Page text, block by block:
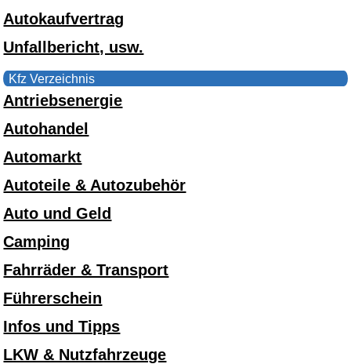
Autokaufvertrag
Unfallbericht, usw.
Kfz Verzeichnis
Antriebsenergie
Autohandel
Automarkt
Autoteile & Autozubehör
Auto und Geld
Camping
Fahrräder & Transport
Führerschein
Infos und Tipps
LKW & Nutzfahrzeuge